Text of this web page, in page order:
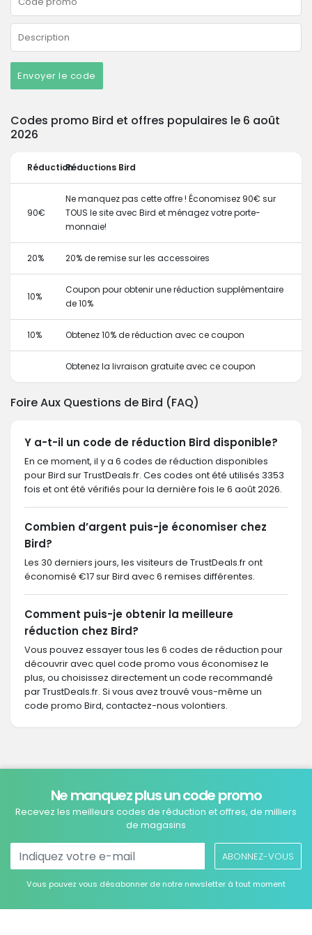
Envoyer le code
Codes promo Bird et offres populaires le 6 août
2026
RéductionRéductions Bird
90€
Ne manquez pas cette offre ! Économisez 90€ sur
TOUS le site avec Bird et ménagez votre porte-
monnaie!
20% 20% de remise sur les accessoires
10%
Coupon pour obtenir une réduction supplémentaire
de 10%
10% Obtenez 10% de réduction avec ce coupon
Obtenez la livraison gratuite avec ce coupon
Foire Aux Questions de Bird (FAQ)
Y a-t-il un code de réduction Bird disponible?
En ce moment, il y a 6 codes de réduction disponibles
pour Bird sur TrustDeals.fr. Ces codes ont été utilisés 3353
fois et ont été vérifiés pour la dernière fois le 6 août 2026.
Combien d’argent puis-je économiser chez
Bird?
Les 30 derniers jours, les visiteurs de TrustDeals.fr ont
économisé €17 sur Bird avec 6 remises différentes.
Comment puis-je obtenir la meilleure
réduction chez Bird?
Vous pouvez essayer tous les 6 codes de réduction pour
découvrir avec quel code promo vous économisez le
plus, ou choisissez directement un code recommandé
par TrustDeals.fr. Si vous avez trouvé vous-même un
code promo Bird, contactez-nous volontiers.
Ne manquez plus un code promo
Recevez les meilleurs codes de réduction et offres, de milliers
de magasins
ABONNEZ-VOUS
Vous pouvez vous désabonner de notre newsletter à tout moment